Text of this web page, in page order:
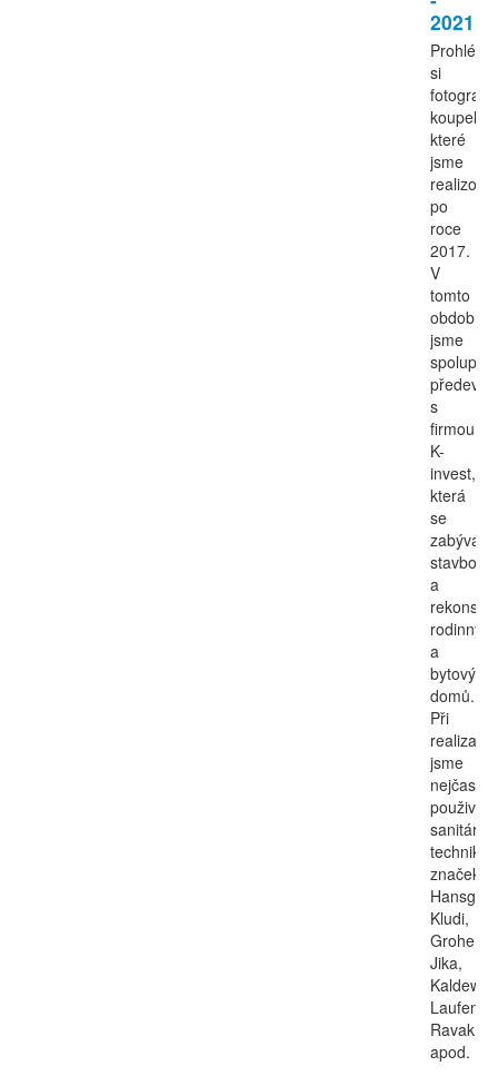
2021
si
fotografie
koupelen,
které
jsme
po
roce
2017.
V
tomto
období
jsme
s
firmou
K-
invest,
která
se
zabývá
stavbou
a
rodinných
a
bytových
domů.
Při
jsme
nejčastěji
použivali
techniku
značek
Kludi,
Grohe,
Jika,
Kaldewei,
Laufen,
Ravak
apod.